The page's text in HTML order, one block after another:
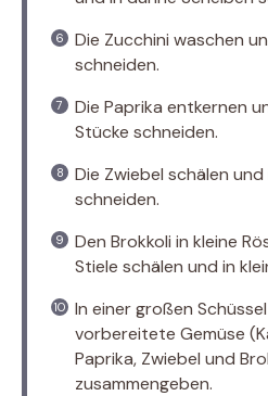
Die Zucchini waschen
schneiden.
Die Paprika entkernen
Stücke schneiden.
Die Zwiebel schälen
schneiden.
Den Brokkoli in kleine
Stiele schälen und in
In einer großen
vorbereitete Gemüse
Paprika, Zwiebel und
zusammengeben.